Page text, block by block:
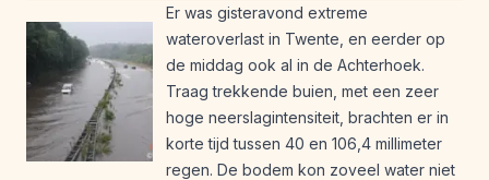
Er was gisteravond extreme
wateroverlast in Twente, en eerder op
de middag ook al in de Achterhoek.
Traag trekkende buien, met een zeer
hoge neerslagintensiteit, brachten er in
korte tijd tussen 40 en 106,4 millimeter
regen. De bodem kon zoveel water niet